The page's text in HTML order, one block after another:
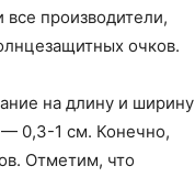
нем
производители,
очков.
на длину и ширину
— 0,3-1 см. Конечно,
Отметим, что